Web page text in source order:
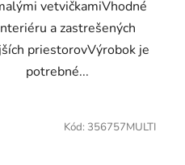
vetvičkamiVhodné
a zastrešených
priestorovVýrobok je
potrebné...
Kód: 356757MULTI